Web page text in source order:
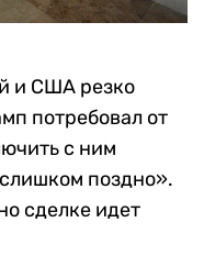
и США резко
потребовал от
с ним
поздно».
сделке идет